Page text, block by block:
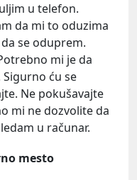
u telefon.
da mi to oduzima
se oduprem.
mi je da
ću se
Ne pokušavajte
mi ne dozvolite da
u računar.
mesto